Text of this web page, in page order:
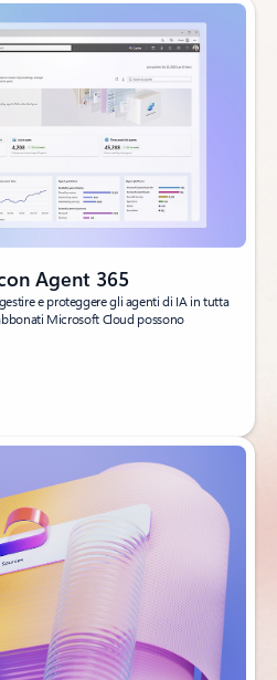
Agent 365
e proteggere gli agenti di IA in tutta
Microsoft Cloud possono